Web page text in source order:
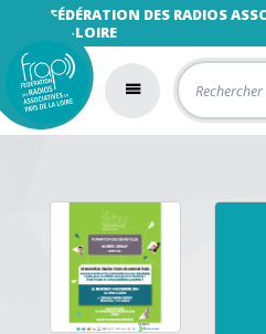
FÉDÉRATION DES RADIOS
LA-LOIRE